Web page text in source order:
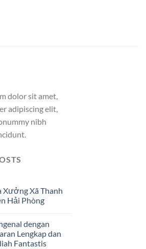
dolor sit amet,
adipiscing elit,
nibh
Xưởng Xã Thanh
Hải Phòng
dengan
Lengkap dan
Fantastis